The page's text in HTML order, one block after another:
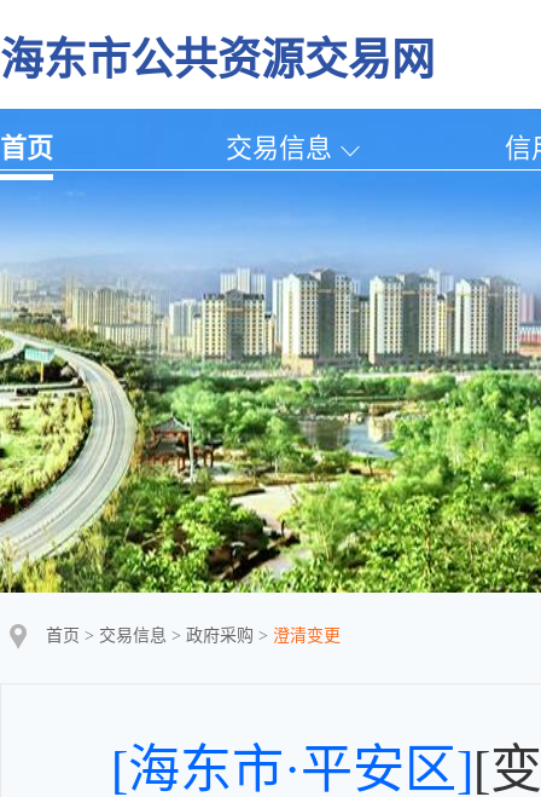
海东市公共资源交易网
首页 交易信息 信
首页 > 交易信息 > 政府采购 > 澄清变更
[海东市·平安区][